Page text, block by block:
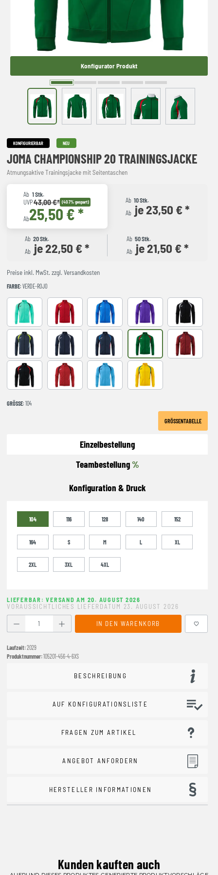
Konfigurator Produkt
KONFIGURIERBAR NEU
JOMA CHAMPIONSHIP 20 TRAININGSJACKE
Atmungsaktive Trainingsjacke mit Seitentaschen
Ab 1 Stk.
UVP43,00 €* (40.7% gespart)
Ab25,50 € *
Ab 10 Stk.
Ab je 23,50 € *
Ab 20 Stk.
Ab je 22,50 € *
Ab 50 Stk.
Ab je 21,50 € *
Preise inkl. MwSt. zzgl. Versandkosten
FARBE: VERDE-ROJO
LIGHT GREEN RED-NAVY ROYAL-NAVY VIOLET BLACK-GREY
DARK NAVY AMARILLO FLUOR
NAVY-GREY NAVY-ROYAL VERDE-ROJO WINE-NAVY
BLACK-RED RED-BLACK SKY BLUE-NAVY YELLOW-ROYAL
GRÖSSE : 104
GRÖSSENTABELLE
Einzelbestellung
Teambestellung %
Konfiguration & Druck
104 116 128 140 152
164 S M L XL
2XL 3XL 4XL
LIEFERBAR: VERSAND AM 20. AUGUST 2026
VORAUSSICHTLICHES LIEFERDATUM 23. AUGUST 2026
Produkt Anzahl: Gib den gewünschten Wert ein oder
IN DEN WARENKORB
Laufzeit:2029
Produktnummer:105201-456-4-6XS
BESCHREIBUNG
AUF KONFIGURATIONSLISTE
FRAGEN ZUM ARTIKEL
ANGEBOT ANFORDERN
HERSTELLER INFORMATIONEN
Kunden kauften auch